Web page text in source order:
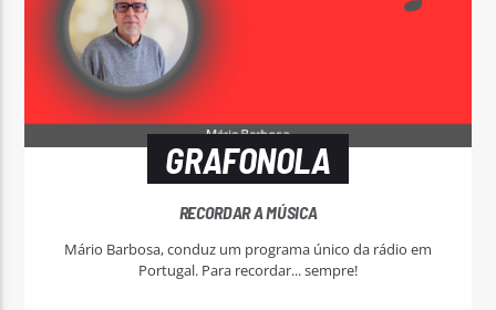
GRAFONOLA
RECORDAR A MÚSICA
Mário Barbosa, conduz um programa único da rádio em
Portugal. Para recordar... sempre!